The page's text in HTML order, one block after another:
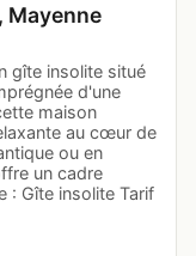
Mayenne
gîte insolite situé
d'une
maison
au cœur de
ou en
un cadre
: Gîte insolite Tarif